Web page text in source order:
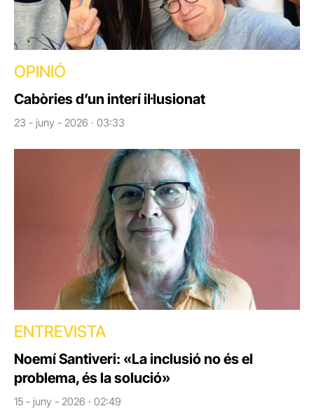
OPINIÓ
Cabòries d’un interí il·lusionat
23 - juny - 2026 · 03:33
ENTREVISTA
Noemí Santiveri: «La inclusió no és el
problema, és la solució»
15 - juny - 2026 · 02:49